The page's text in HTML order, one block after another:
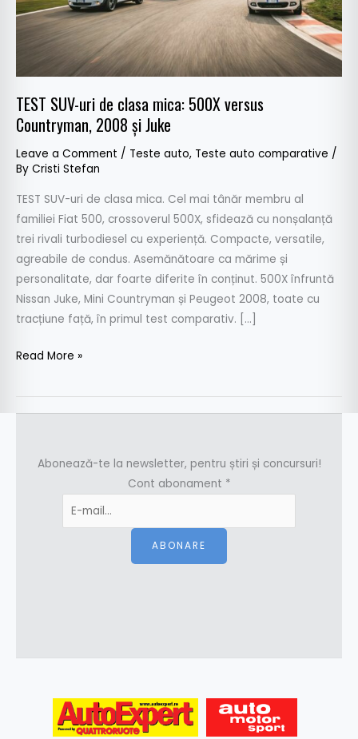
TEST SUV-uri de clasa mica: 500X versus
Countryman, 2008 și Juke
Leave a Comment / Teste auto, Teste auto comparative /
By Cristi Stefan
TEST SUV-uri de clasa mica. Cel mai tânăr membru al
familiei Fiat 500, crossoverul 500X, sfidează cu nonșalanță
trei rivali turbodiesel cu experiență. Compacte, versatile,
agreabile de condus. Asemănătoare ca mărime și
personalitate, dar foarte diferite în conținut. 500X înfruntă
Nissan Juke, Mini Countryman și Peugeot 2008, toate cu
tracțiune față, în primul test comparativ. […]
500X
versus
Juke
Read More »
Abonează-te la newsletter, pentru știri și concursuri!
Cont abonament *
ABONARE